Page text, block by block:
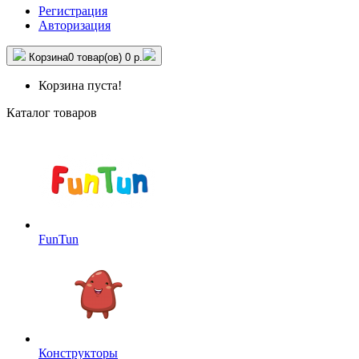
Регистрация
Авторизация
Корзина0 товар(ов) 0 р.
Корзина пуста!
Каталог товаров
FunTun
Конструкторы